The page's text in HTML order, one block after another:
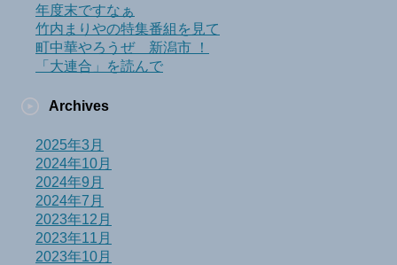
年度末ですなぁ
竹内まりやの特集番組を見て
町中華やろうぜ 新潟市 ！
「大連合」を読んで
Archives
2025年3月
2024年10月
2024年9月
2024年7月
2023年12月
2023年11月
2023年10月